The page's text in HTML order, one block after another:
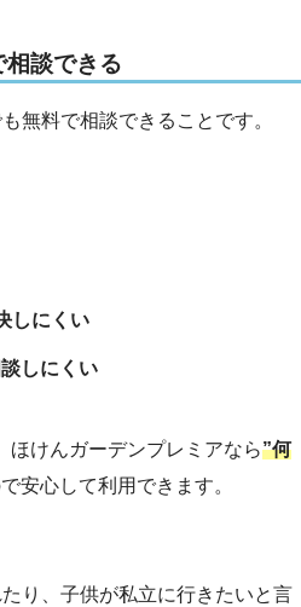
談できる
無料で相談できることです。
しにくい
しにくい
ほけんガーデンプレミアなら”何
安心して利用できます。
り、子供が私立に行きたいと言